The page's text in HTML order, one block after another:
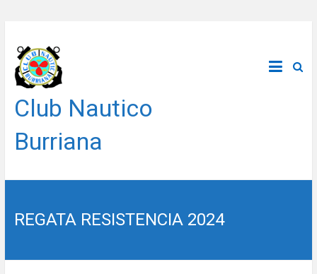
contenido
Club Nautico
Burriana
REGATA RESISTENCIA 2024